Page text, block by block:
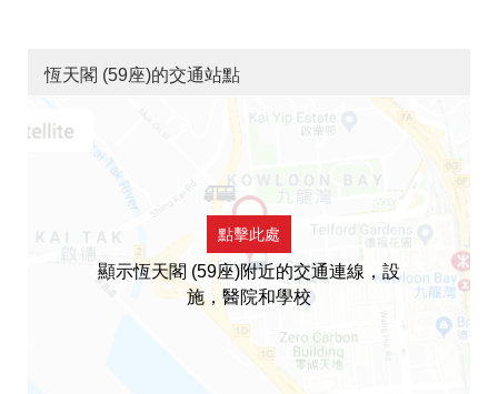
恆天閣 (59座)的交通站點
點擊此處
顯示恆天閣 (59座)附近的交通連線，設
施，醫院和學校